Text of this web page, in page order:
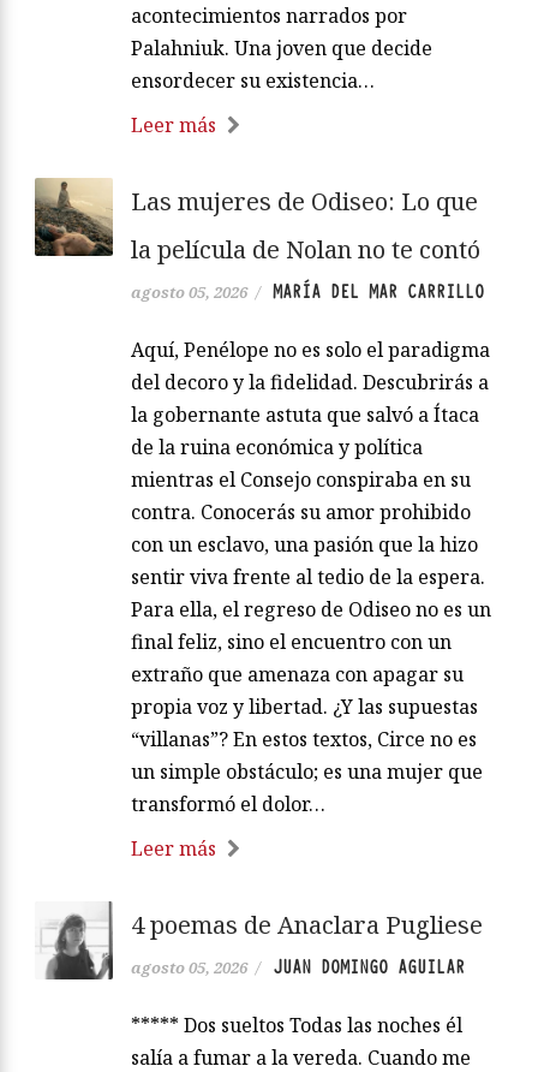
acontecimientos narrados por
Palahniuk. Una joven que decide
ensordecer su existencia…
Leer más
Las mujeres de Odiseo: Lo que
la película de Nolan no te contó
agosto 05, 2026 / MARÍA DEL MAR CARRILLO
Aquí, Penélope no es solo el paradigma
del decoro y la fidelidad. Descubrirás a
la gobernante astuta que salvó a Ítaca
de la ruina económica y política
mientras el Consejo conspiraba en su
contra. Conocerás su amor prohibido
con un esclavo, una pasión que la hizo
sentir viva frente al tedio de la espera.
Para ella, el regreso de Odiseo no es un
final feliz, sino el encuentro con un
extraño que amenaza con apagar su
propia voz y libertad. ¿Y las supuestas
“villanas”? En estos textos, Circe no es
un simple obstáculo; es una mujer que
transformó el dolor…
Leer más
4 poemas de Anaclara Pugliese
agosto 05, 2026 / JUAN DOMINGO AGUILAR
***** Dos sueltos Todas las noches él
salía a fumar a la vereda. Cuando me